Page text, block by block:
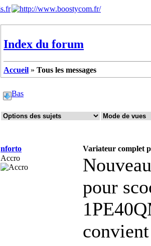
Index du forum
Accueil » Tous les messages
Bas
nforto
Variateur complet
Accro
pour